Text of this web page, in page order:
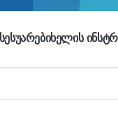
ᲮᲔᲚᲘᲡ